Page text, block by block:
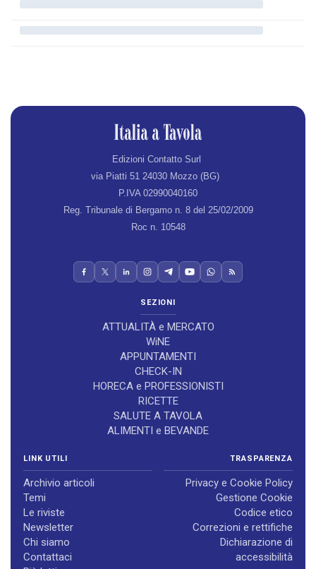
Edizioni Contatto Surl
via Piatti 51 24030 Mozzo (BG)
P.IVA 02990040160
Reg. Tribunale di Bergamo n. 8 del 25/02/2009
Roc n. 10548
SEZIONI
ATTUALITÀ e MERCATO
WiNE
APPUNTAMENTI
CHECK-IN
HORECA e PROFESSIONISTI
RICETTE
SALUTE A TAVOLA
ALIMENTI e BEVANDE
LINK UTILI
Archivio articoli
Temi
Le riviste
Newsletter
Chi siamo
Contattaci
TRASPARENZA
Privacy e Cookie Policy
Gestione Cookie
Codice etico
Correzioni e rettifiche
Dichiarazione di
accessibilità